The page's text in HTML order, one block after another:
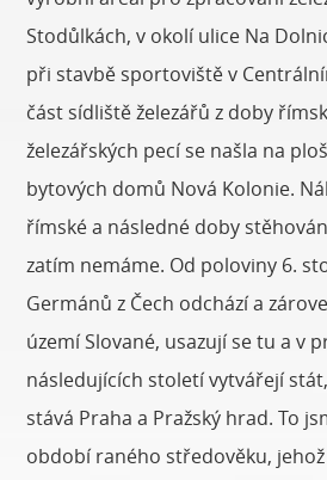
Stodůlkách, v okolí ulice Na
při stavbě sportoviště v
část sídliště železářů z doby
železářských pecí se našla na
bytových domů Nová Kolonie.
římské a následné doby
zatím nemáme. Od poloviny 6.
Germánů z Čech odchází a
území Slované, usazují se tu a v
následujících století vytvářejí
stává Praha a Pražský hrad. To
období raného středověku,